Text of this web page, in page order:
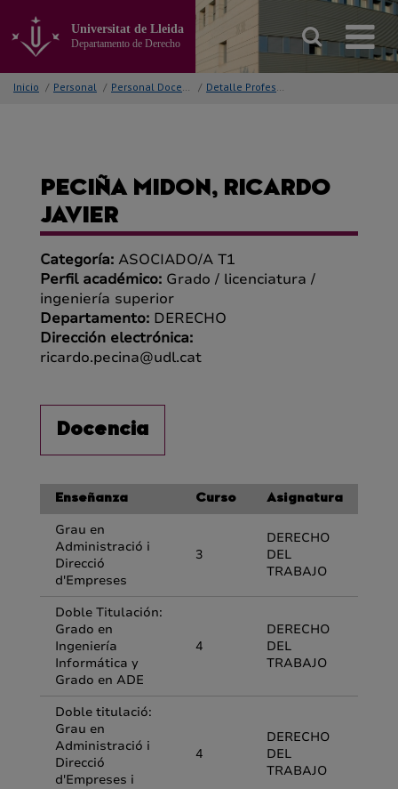
contenido
principal
Universitat de Lleida
Departamento de Derecho
Inicio / Personal / Personal Docente / Detalle Profesor/a